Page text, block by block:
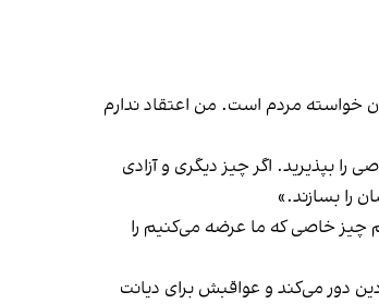
خواسته مردم است. من اعتقاد ندارم
را بپذیرید. اگر چیز دیگری و آزادی
را بسازند.»
چیز خاصی که ما عرضه می‌کنیم را
دور می‌کند و عواقبش برای دیانت